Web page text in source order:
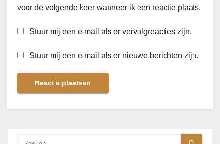
voor de volgende keer wanneer ik een reactie plaats.
Stuur mij een e-mail als er vervolgreacties zijn.
Stuur mij een e-mail als er nieuwe berichten zijn.